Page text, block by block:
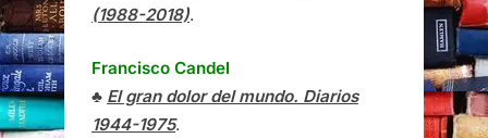
(1988-2018).
Francisco Candel
♣ El gran dolor del mundo. Diarios
1944-1975.